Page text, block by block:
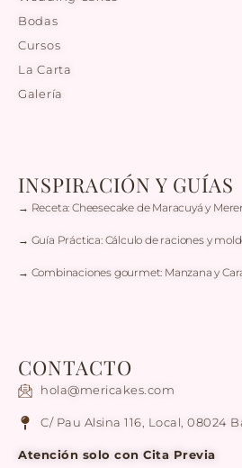
Bodas
Cursos
La Carta
Galería
INSPIRACIÓN Y GUÍAS
→ Receta: Cheesecake de Maracuyá y
→ Guía Práctica: Cálculo de raciones y
→ Combinaciones gourmet: Manzana y
CONTACTO
hola@mericakes.com
C/ Pau Alsina 116, Local, 08024
Atención solo con Cita Previa